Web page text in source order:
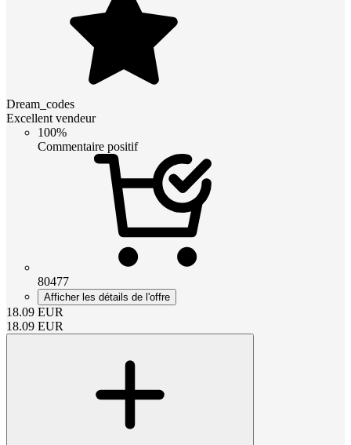
Dream_codes
Excellent vendeur
100%
Commentaire positif
80477
Afficher les détails de l'offre
18.09 EUR
18.09 EUR